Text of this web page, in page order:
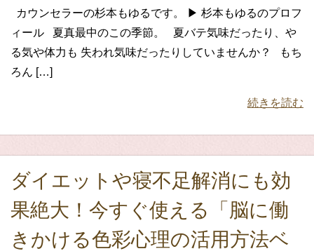
カウンセラーの杉本もゆるです。 ▶ 杉本もゆるのプロフ
ィール 夏真最中のこの季節。 夏バテ気味だったり、や
る気や体力も 失われ気味だったりしていませんか？ もち
ろん […]
続きを読む
ダイエットや寝不足解消にも効
果絶大！今すぐ使える「脳に働
きかける色彩心理の活用方法ベ